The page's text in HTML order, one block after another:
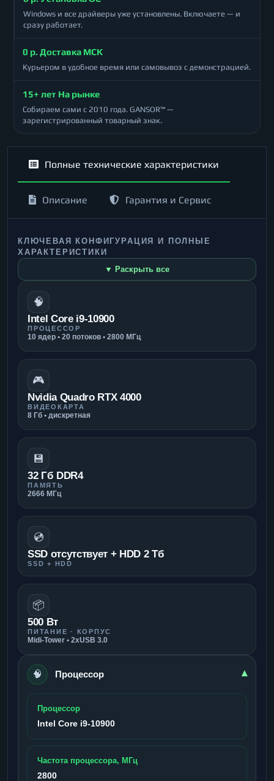
Windows и все драйверы уже установлены. Включаете — и
сразу работает.
0 р. Доставка МСК
Курьером в удобное время или самовывоз с демонстрацией.
15+ лет На рынке
Собираем сами с 2010 года. GANSOR™ —
зарегистрированный товарный знак.
Полные технические характеристики
Описание Гарантия и Сервис
КЛЮЧЕВАЯ КОНФИГУРАЦИЯ И ПОЛНЫЕ
ХАРАКТЕРИСТИКИ
▼ Раскрыть все
🧠
Intel Core i9-10900
ПРОЦЕССОР
10 ядер • 20 потоков • 2800 МГц
🎮
Nvidia Quadro RTX 4000
ВИДЕОКАРТА
8 Гб • дискретная
💾
32 Гб DDR4
ПАМЯТЬ
2666 МГц
💿
SSD отсутствует + HDD 2 Тб
SSD + HDD
📦
500 Вт
ПИТАНИЕ · КОРПУС
Midi-Tower • 2xUSB 3.0
🧠 Процессор ▾
Процессор
Intel Core i9-10900
Частота процессора, МГц
2800